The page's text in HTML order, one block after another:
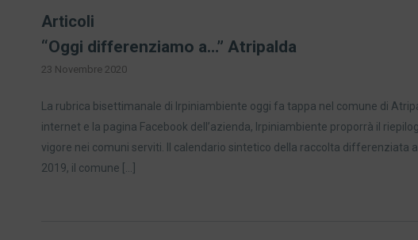
Articoli
“Oggi differenziamo a…” Atripalda
23 Novembre 2020
La rubrica bisettimanale di Irpiniambiente oggi fa tappa nel comune di
internet e la pagina Facebook dell’azienda, Irpiniambiente proporrà il
vigore nei comuni serviti. Il calendario sintetico della raccolta differenziata
2019, il comune […]